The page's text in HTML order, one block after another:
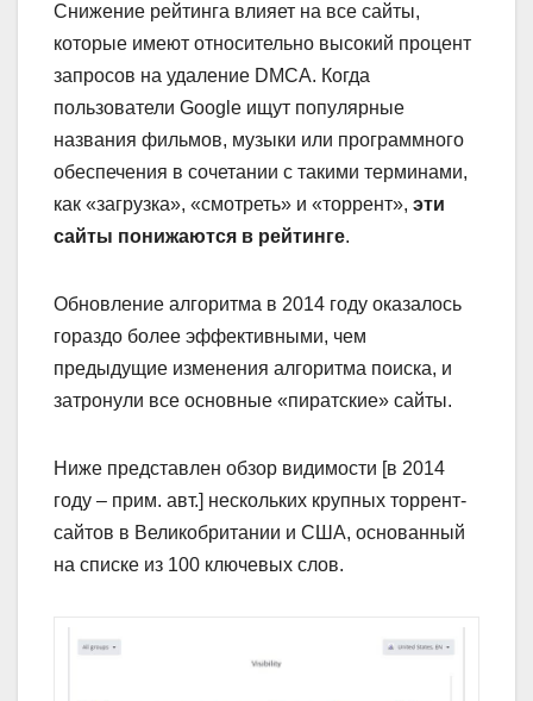
Снижение рейтинга влияет на все сайты,
которые имеют относительно высокий процент
запросов на удаление DMCA. Когда
пользователи Google ищут популярные
названия фильмов, музыки или программного
обеспечения в сочетании с такими терминами,
как «загрузка», «смотреть» и «торрент», эти
сайты понижаются в рейтинге.
Обновление алгоритма в 2014 году оказалось
гораздо более эффективными, чем
предыдущие изменения алгоритма поиска, и
затронули все основные «пиратские» сайты.
Ниже представлен обзор видимости [в 2014
году – прим. авт.] нескольких крупных торрент-
сайтов в Великобритании и США, основанный
на списке из 100 ключевых слов.